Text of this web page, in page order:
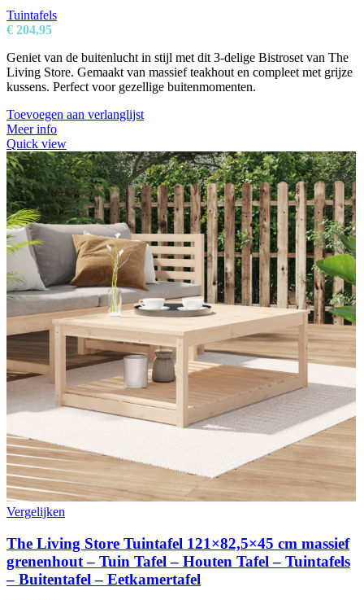
Tuintafels
€ 204,95
Geniet van de buitenlucht in stijl met dit 3-delige Bistroset van The
Living Store. Gemaakt van massief teakhout en compleet met grijze
kussens. Perfect voor gezellige buitenmomenten.
Toevoegen aan verlanglijst
Meer info
Quick view
Vergelijken
The Living Store Tuintafel 121×82,5×45 cm massief
grenenhout – Tuin Tafel – Houten Tafel – Tuintafels
– Buitentafel – Eetkamertafel